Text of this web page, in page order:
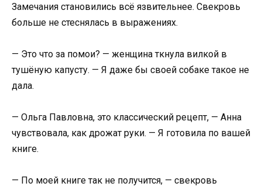
Замечания становились всё язвительнее. Свекровь
больше не стеснялась в выражениях.
— Это что за помои? — женщина ткнула вилкой в
тушёную капусту. — Я даже бы своей собаке такое не
дала.
— Ольга Павловна, это классический рецепт, — Анна
чувствовала, как дрожат руки. — Я готовила по вашей
книге.
— По моей книге так не получится, — свекровь